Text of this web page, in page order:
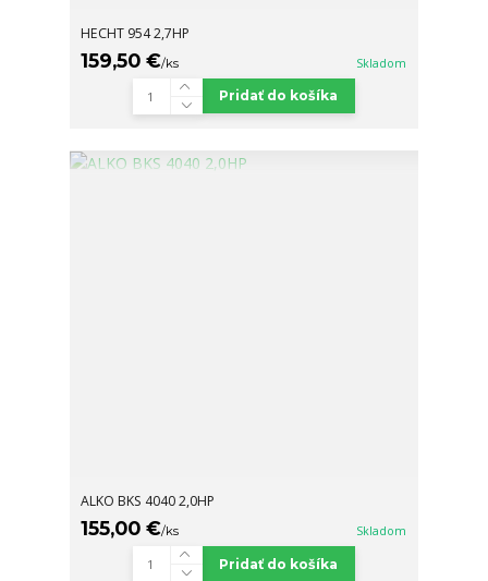
HECHT 954 2,7HP
159,50 €/ks Skladom
Pridať do košíka
ALKO BKS 4040 2,0HP
155,00 €/ks Skladom
Pridať do košíka